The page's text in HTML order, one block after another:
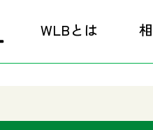
WLBとは